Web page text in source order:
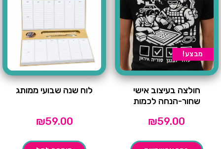
מבצע!
חולצה בעיצוב אישי
שחור-הנחה לכמות
₪59.00
לוח שנה שבועי ממותג
₪59.00